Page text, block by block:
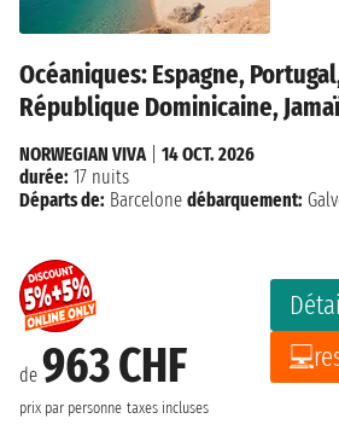
Océaniques: Espagne,
République Dominicaine,
de 963 CHF
prix par personne taxes incluses
NORWEGIAN VIVA
14 OCT. 2026
durée: 17 nuits
Départs de: Barcelone débarquement: